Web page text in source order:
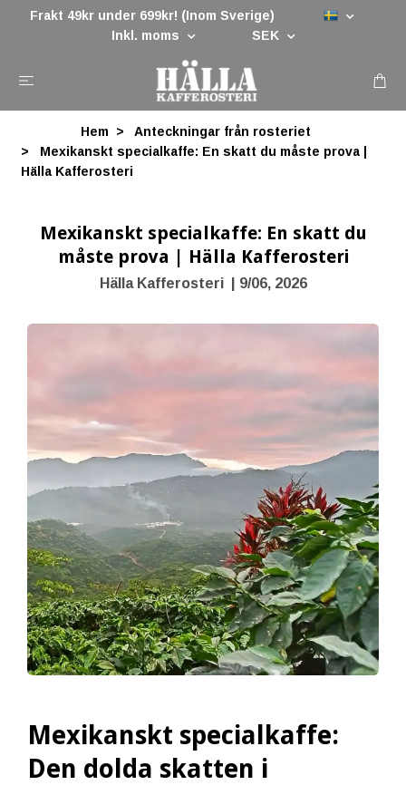
Frakt 49kr under 699kr! (Inom Sverige)
Inkl. moms
SEK
Hem
Anteckningar från rosteriet
Mexikanskt specialkaffe: En skatt du måste prova |
Hälla Kafferosteri
Mexikanskt specialkaffe: En skatt du
måste prova | Hälla Kafferosteri
Hälla Kafferosteri 9/06, 2026
Mexikanskt specialkaffe:
Den dolda skatten i